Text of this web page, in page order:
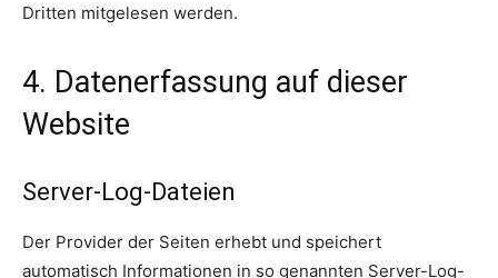
Dritten mitgelesen werden.
4. Datenerfassung auf dieser
Website
Server-Log-Dateien
Der Provider der Seiten erhebt und speichert
automatisch Informationen in so genannten Server-Log-